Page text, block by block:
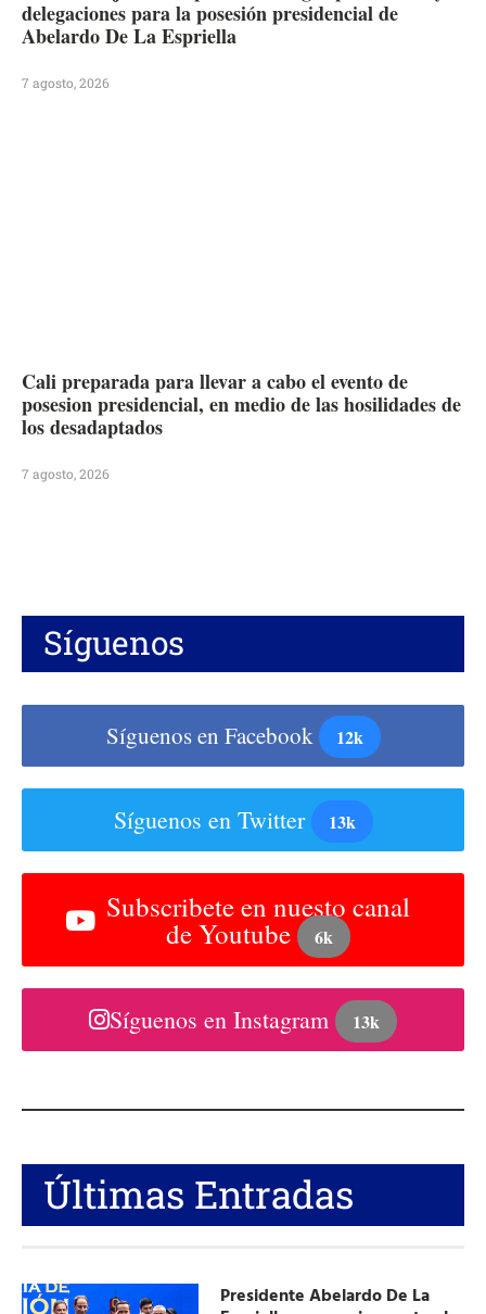
delegaciones para la posesión presidencial de
Abelardo De La Espriella
7 agosto, 2026
Cali preparada para llevar a cabo el evento de
posesion presidencial, en medio de las hosilidades de
los desadaptados
7 agosto, 2026
Síguenos
Síguenos en Facebook 12k
Síguenos en Twitter 13k
Subscribete en nuesto canal
de Youtube 6k
Síguenos en Instagram 13k
Últimas Entradas
Presidente Abelardo De La